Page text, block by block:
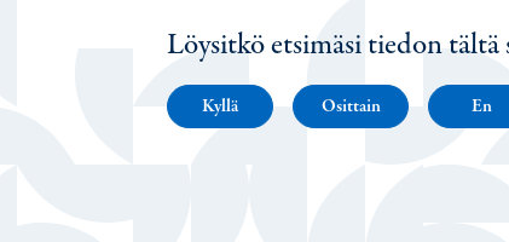
Löysitkö etsimäsi tiedon tältä
Kyllä Osittain En